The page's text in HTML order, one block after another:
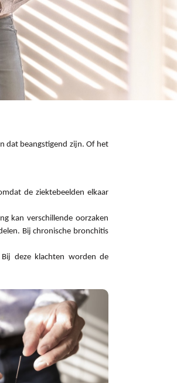
dat beangstigend zijn. Of het
de ziektebeelden elkaar
kan verschillende oorzaken
Bij chronische bronchitis
deze klachten worden de